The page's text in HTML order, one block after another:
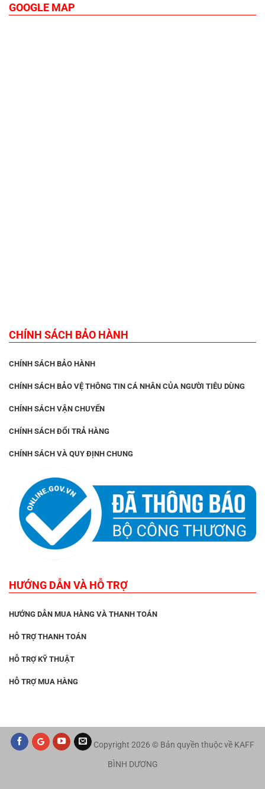
GOOGLE MAP
CHÍNH SÁCH BẢO HÀNH
CHÍNH SÁCH BẢO HÀNH
CHÍNH SÁCH BẢO VỆ THÔNG TIN CÁ NHÂN CỦA NGƯỜI TIÊU DÙNG
CHÍNH SÁCH VẬN CHUYỂN
CHÍNH SÁCH ĐỔI TRẢ HÀNG
CHÍNH SÁCH VÀ QUY ĐỊNH CHUNG
HƯỚNG DẪN VÀ HỖ TRỢ
HƯỚNG DẪN MUA HÀNG VÀ THANH TOÁN
HỖ TRỢ THANH TOÁN
HỖ TRỢ KỸ THUẬT
HỖ TRỢ MUA HÀNG
Copyright 2026 © Bản quyền thuộc về KAFF
BÌNH DƯƠNG